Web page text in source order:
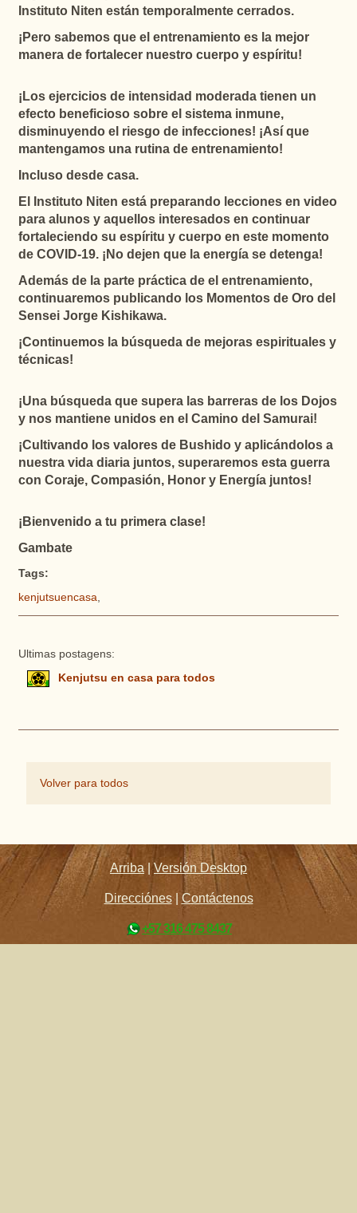
Instituto Niten están temporalmente cerrados.
¡Pero sabemos que el entrenamiento es la mejor
manera de fortalecer nuestro cuerpo y espíritu!
¡Los ejercicios de intensidad moderada tienen un
efecto beneficioso sobre el sistema inmune,
disminuyendo el riesgo de infecciones! ¡Así que
mantengamos una rutina de entrenamiento!
Incluso desde casa.
El Instituto Niten está preparando lecciones en video
para alunos y aquellos interesados en continuar
fortaleciendo su espíritu y cuerpo en este momento
de COVID-19. ¡No dejen que la energía se detenga!
Además de la parte práctica de el entrenamiento,
continuaremos publicando los Momentos de Oro del
Sensei Jorge Kishikawa.
¡Continuemos la búsqueda de mejoras espirituales y
técnicas!
¡Una búsqueda que supera las barreras de los Dojos
y nos mantiene unidos en el Camino del Samurai!
¡Cultivando los valores de Bushido y aplicándolos a
nuestra vida diaria juntos, superaremos esta guerra
con Coraje, Compasión, Honor y Energía juntos!
¡Bienvenido a tu primera clase!
Gambate
Tags:
kenjutsuencasa
Ultimas postagens:
Kenjutsu en casa para todos
Volver para todos
Arriba |Versión Desktop
Direcciónes| Contáctenos
+57 316 475 8437